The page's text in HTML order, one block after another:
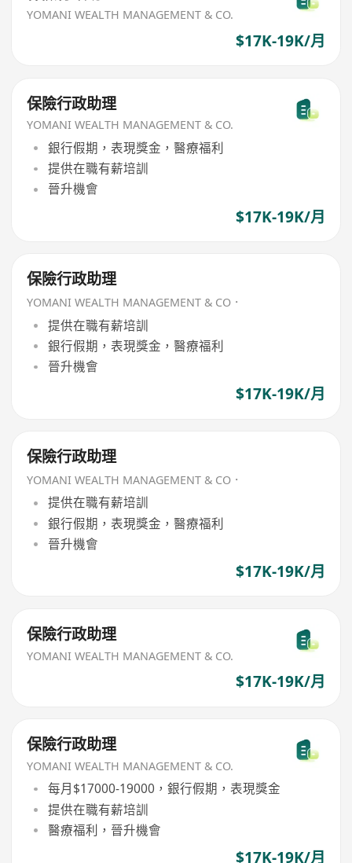
YOMANI WEALTH MANAGEMENT & CO.
$17K-19K/月
保險行政助理
YOMANI WEALTH MANAGEMENT & CO.
銀行假期，表現獎金，醫療福利
提供在職有薪培訓
晉升機會
$17K-19K/月
保險行政助理
YOMANI WEALTH MANAGEMENT & CO．
提供在職有薪培訓
銀行假期，表現獎金，醫療福利
晉升機會
$17K-19K/月
保險行政助理
YOMANI WEALTH MANAGEMENT & CO．
提供在職有薪培訓
銀行假期，表現獎金，醫療福利
晉升機會
$17K-19K/月
保險行政助理
YOMANI WEALTH MANAGEMENT & CO.
$17K-19K/月
保險行政助理
YOMANI WEALTH MANAGEMENT & CO.
每月$17000-19000，銀行假期，表現獎金
提供在職有薪培訓
醫療福利，晉升機會
$17K-19K/月